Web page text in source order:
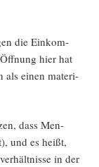
die Ein­kom­
hier hat
als einen mate­ri­
dass Men­
und es heißt,
in der